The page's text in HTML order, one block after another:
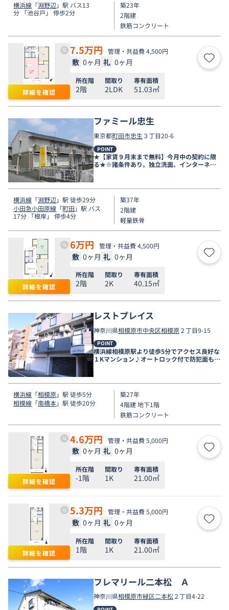
横浜線 「淵野辺 」駅 バス13
分 「池谷戸」 停歩2分
築23年
2階建
鉄筋コンクリート
詳細を確認
7.5万円 管理・共益費 4,500円
敷 0ヶ月 礼 0ヶ月 お気
所在階
2階
間取り
2LDK
専有面積
51.03㎡
ファミール忠生
東京都町田市忠生３丁目20-6
POINT
★【家賃９月末まで無料】今月中の契約に限
る★※諸条件あり。独立洗面、インターネッ
ト無料有♪
横浜線 「淵野辺 」駅 徒歩29分
小田急小田原線 「町田 」駅 バス
17分 「根岸」 停歩4分
築37年
2階建
軽量鉄骨
詳細を確認
6万円 管理・共益費 4,500円
敷 0ヶ月 礼 0ヶ月 お気
所在階
2階
間取り
2K
専有面積
40.15㎡
レストプレイス
神奈川県相模原市中央区相模原２丁目9-15
POINT
横浜線相模原駅より徒歩5分でアクセス良好な
１Kマンション♪オートロック付で防犯面も安
横浜線 「相模原」駅 徒歩5分
相模線 「南橋本」駅 徒歩20分
築27年
4階建 地下1階
鉄筋コンクリート
詳細を確認
4.6万円 管理・共益費 5,000円
敷 0ヶ月 礼 0ヶ月 お気
所在階
-1階
間取り
1K
専有面積
21.00㎡
詳細を確認
5.3万円 管理・共益費 5,000円
敷 0ヶ月 礼 0ヶ月 お気
所在階
1階
間取り
1K
専有面積
21.00㎡
フレマリール二本松 Ａ
神奈川県相模原市緑区二本松２丁目4-22